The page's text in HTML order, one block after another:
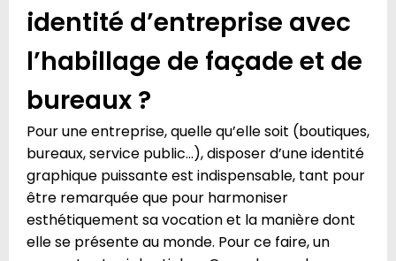
identité d’entreprise avec
l’habillage de façade et de
bureaux ?
Pour une entreprise, quelle qu’elle soit (boutiques,
bureaux, service public…), disposer d’une identité
graphique puissante est indispensable, tant pour
être remarquée que pour harmoniser
esthétiquement sa vocation et la manière dont
elle se présente au monde. Pour ce faire, un